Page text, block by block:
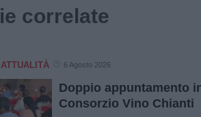
correlate
ATTUALITÀ 6 Agosto 2026
Doppio appuntamento
Consorzio Vino Chianti